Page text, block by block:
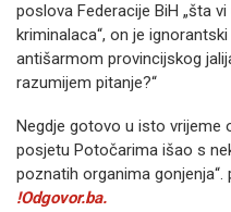
poslova Federacije BiH „šta
kriminalaca“, on je
antišarmom provincijskog
razumijem pitanje?“
Negdje gotovo u isto vrijeme
posjetu Potočarima išao s
poznatih organima gonjenja“.
!Odgovor.ba.